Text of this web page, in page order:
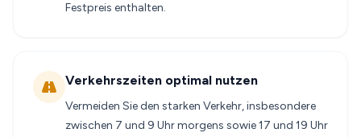
Festpreis enthalten.
Verkehrszeiten optimal nutzen
Vermeiden Sie den starken Verkehr, insbesondere
zwischen 7 und 9 Uhr morgens sowie 17 und 19 Uhr